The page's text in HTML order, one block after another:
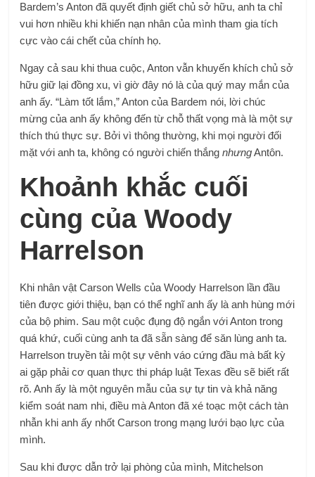
Bardem’s Anton đã quyết định giết chủ sở hữu, anh ta chỉ
vui hơn nhiều khi khiến nạn nhân của mình tham gia tích
cực vào cái chết của chính họ.
Ngay cả sau khi thua cuộc, Anton vẫn khuyến khích chủ sở
hữu giữ lại đồng xu, vì giờ đây nó là của quý may mắn của
anh ấy. “Làm tốt lắm,” Anton của Bardem nói, lời chúc
mừng của anh ấy không đến từ chỗ thất vọng mà là một sự
thích thú thực sự. Bởi vì thông thường, khi mọi người đối
mặt với anh ta, không có người chiến thắngnhưngAntôn.
Khoảnh khắc cuối
cùng của Woody
Harrelson
Khi nhân vật Carson Wells của Woody Harrelson lần đầu
tiên được giới thiệu, bạn có thể nghĩ anh ấy là anh hùng mới
của bộ phim. Sau một cuộc đụng độ ngắn với Anton trong
quá khứ, cuối cùng anh ta đã sẵn sàng để săn lùng anh ta.
Harrelson truyền tải một sự vênh váo cứng đầu mà bất kỳ
ai gặp phải cơ quan thực thi pháp luật Texas đều sẽ biết rất
rõ. Anh ấy là một nguyên mẫu của sự tự tin và khả năng
kiểm soát nam nhi, điều mà Anton đã xé toạc một cách tàn
nhẫn khi anh ấy nhốt Carson trong mạng lưới bạo lực của
mình.
Sau khi được dẫn trở lại phòng của mình, Mitchelson